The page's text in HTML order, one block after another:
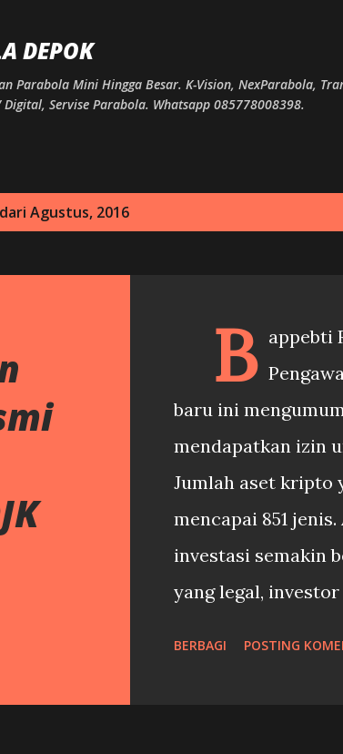
DEPOK
Parabola Mini Hingga Besar. K-Vision, NexParabola,
Digital, Servise Parabola. Whatsapp 085778008398.
Agustus, 2016
B appebti
baru ini
mendapatkan izin
Jumlah aset kripto
mencapai 851
investasi semakin
yang legal,
BERBAGI POSTING